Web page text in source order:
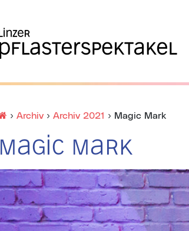
Startseite
› Archiv › Archiv 2021 › Magic Mark
Magic Mark